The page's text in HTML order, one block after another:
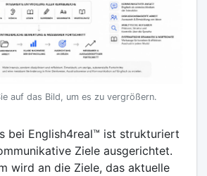
auf das Bild, um es zu vergrößern.
bei English4real™ ist strukturiert
Ziele ausgerichtet.
wird an die Ziele, das aktuelle